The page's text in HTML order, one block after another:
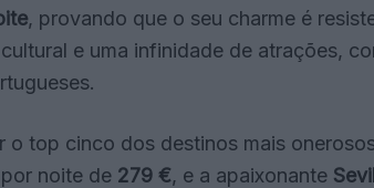
, provando que o seu charme é
e uma infinidade de atrações,
o top cinco dos destinos mais
noite de 279 €, e a apaixonante